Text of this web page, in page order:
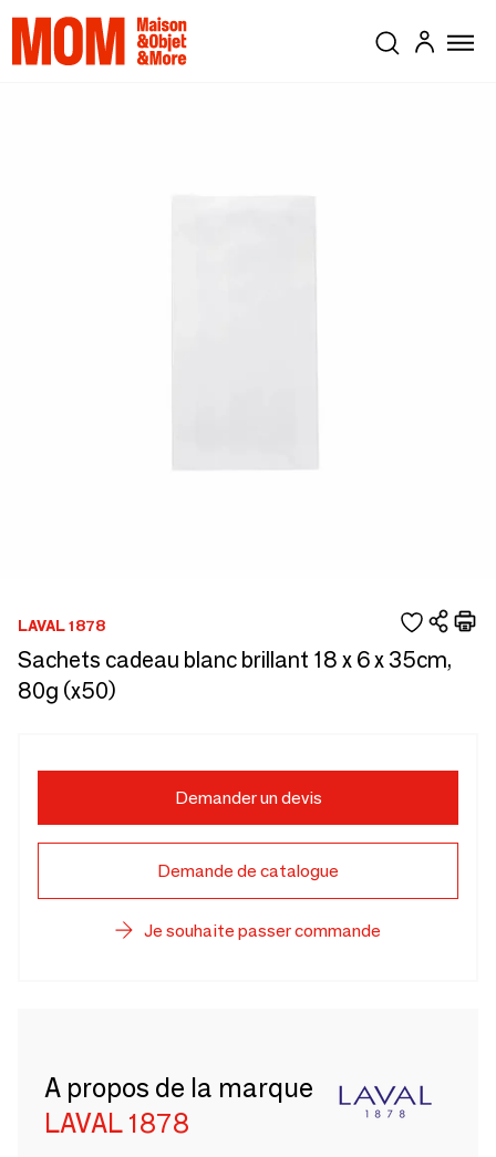
LAVAL 1878
Sachets cadeau blanc brillant 18 x 6 x 35cm,
80g (x50)
Demander un devis
Demande de catalogue
Je souhaite passer commande
A propos de la marque
LAVAL 1878